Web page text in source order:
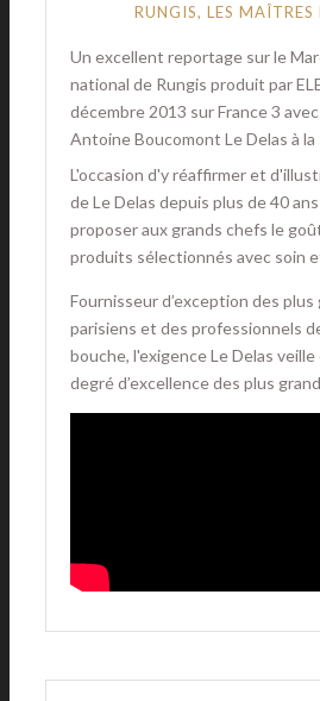
RUNGIS, LES
Un excellent reportage sur le
national de Rungis produit par
décembre 2013 sur France 3
Antoine Boucomont Le Delas à la
L'occasion d'y réaffirmer et
de Le Delas depuis plus de 40
proposer aux grands chefs le
produits sélectionnés avec soin
Fournisseur d’exception des plus
parisiens et des professionnels
bouche, l'exigence Le Delas
degré d’excellence des plus